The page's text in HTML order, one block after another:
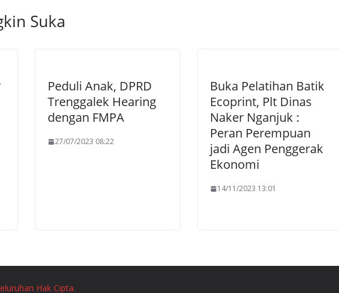
Suka
Peduli Anak, DPRD
Trenggalek Hearing
dengan FMPA
27/07/2023 08:22
Buka Pelatihan Batik
Ecoprint, Plt Dinas
Naker Nganjuk :
Peran Perempuan
jadi Agen Penggerak
Ekonomi
14/11/2023 13:01
Hak Cipta.